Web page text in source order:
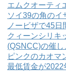
エムクオーティ
ソイ39の角のイ
ノービザで45日
クィーンシリキ
(QSNCC)の催
ピンクのカオマ
最低賃金が